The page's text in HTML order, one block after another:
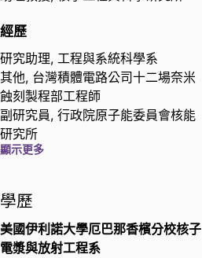
經歷
研究助理, 工程與系統科學系
其他, 台灣積體電路公司十二場奈米
蝕刻製程部工程師
副研究員, 行政院原子能委員會核能
研究所
博士後研究,
顯示更多
學歷
美國伊利諾大學厄巴那香檳分校核子
電漿與放射工程系